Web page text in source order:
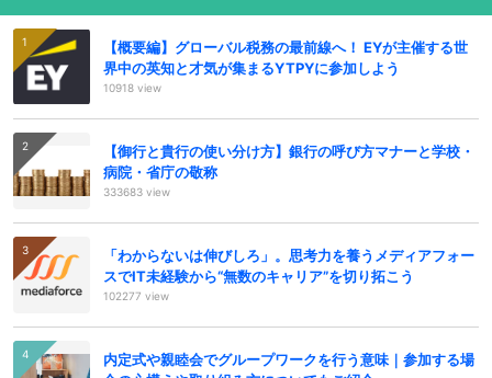
【概要編】グローバル税務の最前線へ！ EYが主催する世
界中の英知と才気が集まるYTPYに参加しよう
10918 view
【御行と貴行の使い分け方】銀行の呼び方マナーと学校・
病院・省庁の敬称
333683 view
「わからないは伸びしろ」。思考力を養うメディアフォー
スでIT未経験から“無数のキャリア”を切り拓こう
102277 view
内定式や親睦会でグループワークを行う意味｜参加する場